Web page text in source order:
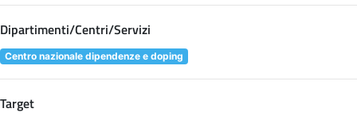
Dipartimenti/Centri/Servizi
Centro nazionale dipendenze e doping
Target